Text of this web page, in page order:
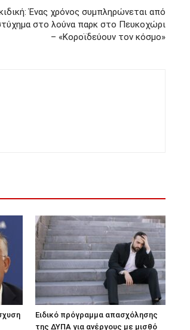
Ένας χρόνος συμπληρώνεται από
στο λούνα παρκ στο Πευκοχώρι
– «Κοροϊδεύουν τον κόσμο»
Ειδικό πρόγραμμα απασχόλησης
της ΔΥΠΑ για ανέργους με μισθό